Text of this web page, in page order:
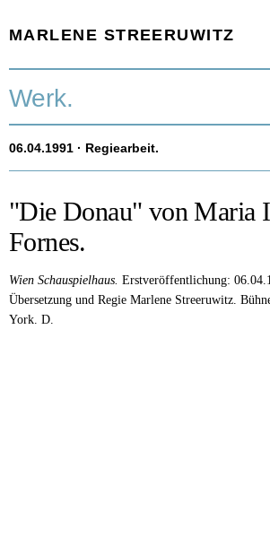
MARLENE STREERUWITZ
Timeline.
Texte.
Aktuell.
Person.
Werk.
06.04.1991 · Regiearbeit.
"Die Donau" von Maria
Fornes.
Wien Schauspielhaus. Erstveröffentlichung:
Übersetzung und Regie Marlene Streeruwitz.
York. D.